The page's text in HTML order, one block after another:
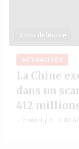
2 min de lecture
ACTUALITÉS
La Chine
dans un
412
2 ans il y a